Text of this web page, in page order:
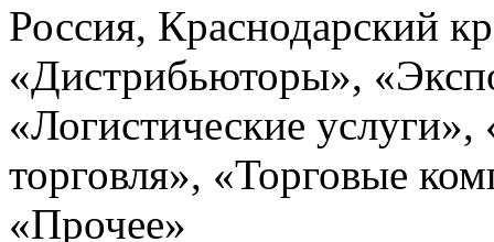
Россия, Краснодарский
«Дистрибьюторы»,
«Логистические
торговля», «Торговые
«Прочее»